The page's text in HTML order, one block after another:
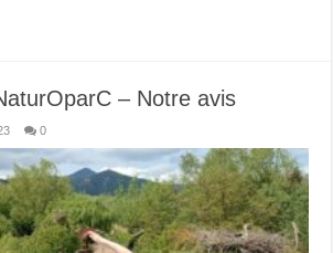
– Notre avis
0